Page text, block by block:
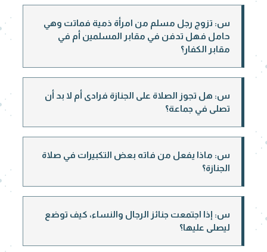
س: تزوج رجل مسلم من امرأة ذمية فماتت وهي
حامل فهل تدفن في مقابر المسلمين أم في
مقابر الكفار؟
س: هل تجوز الصلاة على الجنازة فرادى أم لا بد أن
تصلى في جماعة؟
س: ماذا يفعل من فاته بعض التكبيرات في صلاة
الجنازة؟
س: إذا اجتمعت جنائز الرجال والنساء، كيف توضع
ليصلى عليها؟